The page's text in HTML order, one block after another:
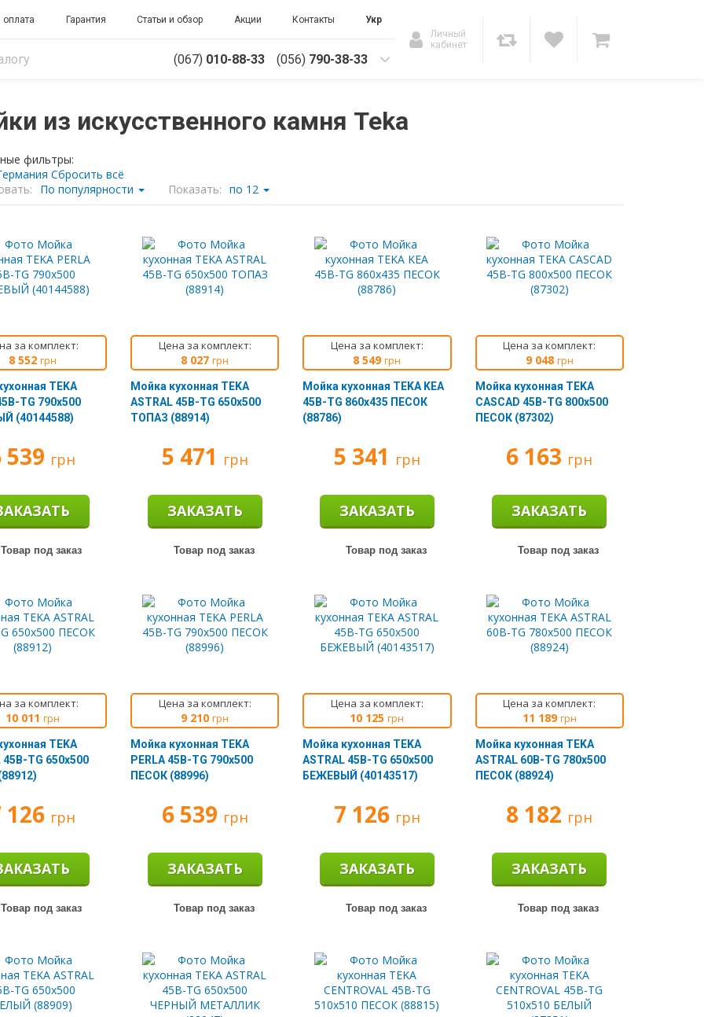
оплата Гарантия Статьи и обзор Акции Контакты Укр
(067)010-88-33 (056)790-38-33
Личный
кабинет
из искусственного камня Teka
фильтры:
Сбросить всё
По популярности Показать: по 12
за комплект:
8 552 грн
TEKA
TG 790х500
(40144588)
539 грн
Товар под заказ
Цена за комплект:
8 027 грн
Мойка кухонная TEKA
ASTRAL 45B-TG 650х500
ТОПАЗ (88914)
5 471 грн
ЗАКАЗАТЬ
Товар под заказ
Цена за комплект:
8 549 грн
Мойка кухонная TEKA KEA
45B-TG 860х435 ПЕСОК
(88786)
5 341 грн
ЗАКАЗАТЬ
Товар под заказ
Цена за комплект:
9 048 грн
Мойка кухонная TEKA
CASCAD 45B-TG 800х500
ПЕСОК (87302)
6 163 грн
ЗАКАЗАТЬ
Товар под заказ
за комплект:
10 011 грн
TEKA
45B-TG 650х500
126 грн
Товар под заказ
Цена за комплект:
9 210 грн
Мойка кухонная TEKA
PERLA 45B-TG 790х500
ПЕСОК (88996)
6 539 грн
ЗАКАЗАТЬ
Товар под заказ
Цена за комплект:
10 125 грн
Мойка кухонная TEKA
ASTRAL 45B-TG 650х500
БЕЖЕВЫЙ (40143517)
7 126 грн
ЗАКАЗАТЬ
Товар под заказ
Цена за комплект:
11 189 грн
Мойка кухонная TEKA
ASTRAL 60B-TG 780х500
ПЕСОК (88924)
8 182 грн
ЗАКАЗАТЬ
Товар под заказ